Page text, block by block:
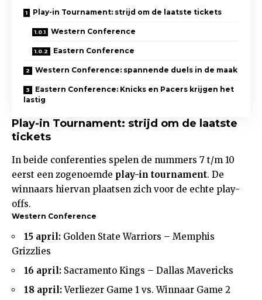
Play-in Tournament: strijd om de laatste tickets
Western Conference
Eastern Conference
Western Conference: spannende duels in de maak
Eastern Conference: Knicks en Pacers krijgen het
lastig
Play-in Tournament: strijd om de laatste
tickets
In beide conferenties spelen de nummers 7 t/m 10
eerst een zogenoemde play-in tournament. De
winnaars hiervan plaatsen zich voor de echte play-
offs.
Western Conference
15 april: Golden State Warriors – Memphis
Grizzlies
16 april: Sacramento Kings – Dallas Mavericks
18 april:Verliezer Game 1 vs. Winnaar Game 2